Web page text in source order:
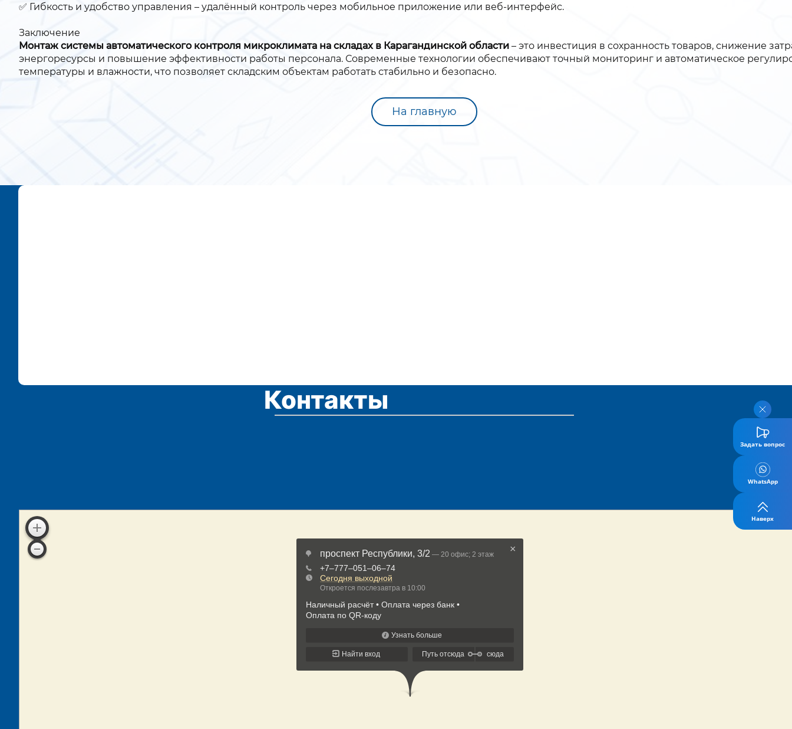
✅ Гибкость и удобство управления – удалённый контроль через мобильное приложение или веб-интерфейс.
Заключение
Монтаж системы автоматического контроля микроклимата на складах в Карагандинской области – это инвестиция в сохранность товаров, снижение
энергоресурсы и повышение эффективности работы персонала. Современные технологии обеспечивают точный мониторинг и автоматическое
температуры и влажности, что позволяет складским объектам работать стабильно и безопасно.
На главную
Контакты
Задать вопрос
WhatsApp
Наверх